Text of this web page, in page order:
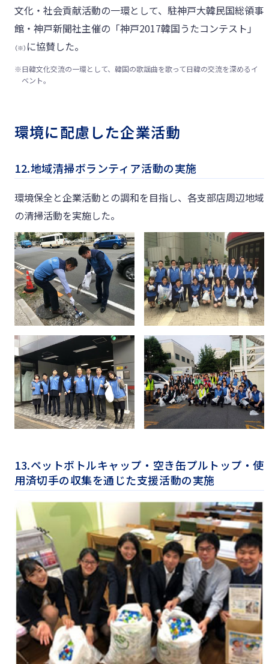
文化・社会貢献活動の一環として、駐神戸大韓民国総領事
館・神戸新聞社主催の「神戸2017韓国うたコンテスト」
（※） に協賛した。
※日韓文化交流の一環として、韓国の歌謡曲を歌って日韓の交流を深めるイ
ベント。
環境に配慮した企業活動
12.地域清掃ボランティア活動の実施
環境保全と企業活動との調和を目指し、各支部店周辺地域
の清掃活動を実施した。
13.ペットボトルキャップ・空き缶プルトップ・使
用済切手の収集を通じた支援活動の実施